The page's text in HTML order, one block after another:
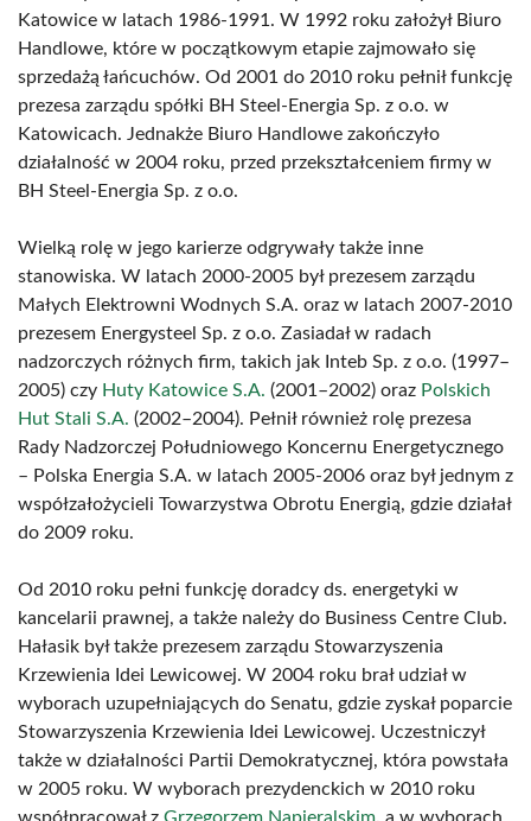
Katowice w latach 1986-1991. W 1992 roku założył Biuro
Handlowe, które w początkowym etapie zajmowało się
sprzedażą łańcuchów. Od 2001 do 2010 roku pełnił funkcję
prezesa zarządu spółki BH Steel-Energia Sp. z o.o. w
Katowicach. Jednakże Biuro Handlowe zakończyło
działalność w 2004 roku, przed przekształceniem firmy w
BH Steel-Energia Sp. z o.o.
Wielką rolę w jego karierze odgrywały także inne
stanowiska. W latach 2000-2005 był prezesem zarządu
Małych Elektrowni Wodnych S.A. oraz w latach 2007-2010
prezesem Energysteel Sp. z o.o. Zasiadał w radach
nadzorczych różnych firm, takich jak Inteb Sp. z o.o. (1997–
2005) czy Huty Katowice S.A. (2001–2002) oraz Polskich
Hut Stali S.A. (2002–2004). Pełnił również rolę prezesa
Rady Nadzorczej Południowego Koncernu Energetycznego
– Polska Energia S.A. w latach 2005-2006 oraz był jednym z
współzałożycieli Towarzystwa Obrotu Energią, gdzie działał
do 2009 roku.
Od 2010 roku pełni funkcję doradcy ds. energetyki w
kancelarii prawnej, a także należy do Business Centre Club.
Hałasik był także prezesem zarządu Stowarzyszenia
Krzewienia Idei Lewicowej. W 2004 roku brał udział w
wyborach uzupełniających do Senatu, gdzie zyskał poparcie
Stowarzyszenia Krzewienia Idei Lewicowej. Uczestniczył
także w działalności Partii Demokratycznej, która powstała
w 2005 roku. W wyborach prezydenckich w 2010 roku